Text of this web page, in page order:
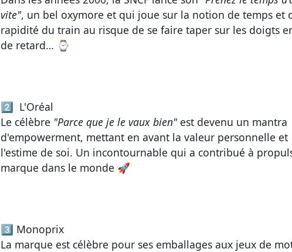
vite", un bel oxymore et qui joue sur la notion de temps et
rapidité du train au risque de se faire taper sur les doigts
de retard… ⌚
2️⃣ L'Oréal
Le célèbre "Parce que je le vaux bien"est devenu un mantra
d'empowerment, mettant en avant la valeur personnelle et
l'estime de soi. Un incontournable qui a contribué à
marque dans le monde 🚀
3️⃣ Monoprix
La marque est célèbre pour ses emballages aux jeux de